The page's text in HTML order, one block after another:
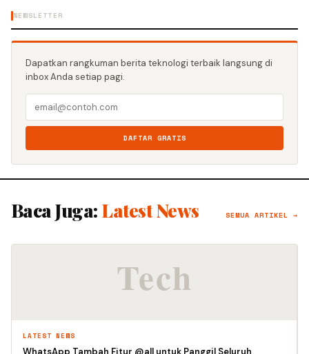
NEWSLETTER
Dapatkan rangkuman berita teknologi terbaik langsung di
inbox Anda setiap pagi.
DAFTAR GRATIS
Baca Juga: Latest News SEMUA ARTIKEL →
LATEST NEWS
WhatsApp Tambah Fitur @all untuk Panggil Seluruh